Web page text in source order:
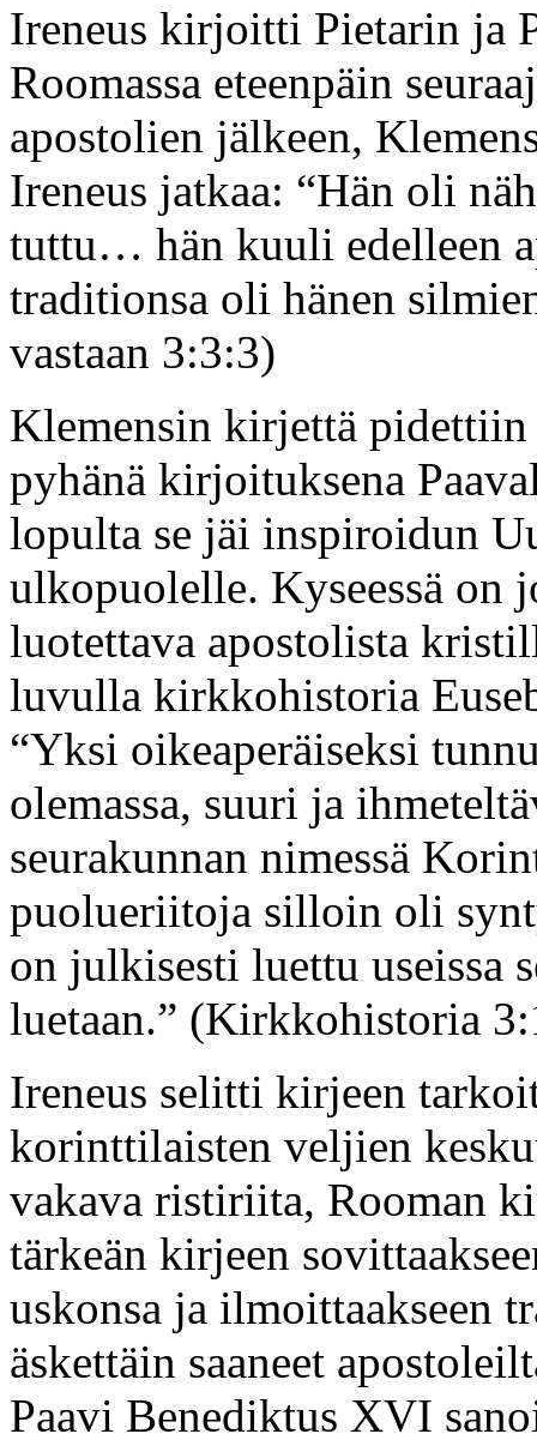
Ireneus kirjoitti Pietarin ja
Roomassa eteenpäin
apostolien jälkeen,
Ireneus jatkaa: “Hän oli
tuttu… hän kuuli edelleen
traditionsa oli hänen
vastaan 3:3:3)
Klemensin kirjettä
pyhänä kirjoituksena
lopulta se jäi inspiroidun
ulkopuolelle. Kyseessä on
luotettava apostolista
luvulla kirkkohistoria
“Yksi oikeaperäiseksi
olemassa, suuri ja
seurakunnan nimessä
puolueriitoja silloin oli
on julkisesti luettu useissa
luetaan.” (Kirkkohistoria
Ireneus selitti kirjeen
korinttilaisten veljien
vakava ristiriita, Rooman
tärkeän kirjeen
uskonsa ja ilmoittaakseen
äskettäin saaneet
Paavi Benediktus XVI